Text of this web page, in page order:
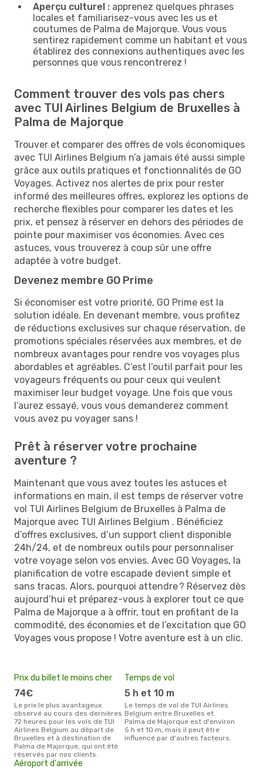
Aperçu culturel : apprenez quelques phrases
locales et familiarisez-vous avec les us et
coutumes de Palma de Majorque. Vous vous
sentirez rapidement comme un habitant et vous
établirez des connexions authentiques avec les
personnes que vous rencontrerez !
Comment trouver des vols pas chers
avec TUI Airlines Belgium de Bruxelles à
Palma de Majorque
Trouver et comparer des offres de vols économiques
avec TUI Airlines Belgium n’a jamais été aussi simple
grâce aux outils pratiques et fonctionnalités de GO
Voyages. Activez nos alertes de prix pour rester
informé des meilleures offres, explorez les options de
recherche flexibles pour comparer les dates et les
prix, et pensez à réserver en dehors des périodes de
pointe pour maximiser vos économies. Avec ces
astuces, vous trouverez à coup sûr une offre
adaptée à votre budget.
Devenez membre GO Prime
Si économiser est votre priorité, GO Prime est la
solution idéale. En devenant membre, vous profitez
de réductions exclusives sur chaque réservation, de
promotions spéciales réservées aux membres, et de
nombreux avantages pour rendre vos voyages plus
abordables et agréables. C’est l’outil parfait pour les
voyageurs fréquents ou pour ceux qui veulent
maximiser leur budget voyage. Une fois que vous
l’aurez essayé, vous vous demanderez comment
vous avez pu voyager sans !
Prêt à réserver votre prochaine
aventure ?
Maintenant que vous avez toutes les astuces et
informations en main, il est temps de réserver votre
vol TUI Airlines Belgium de Bruxelles à Palma de
Majorque avec TUI Airlines Belgium . Bénéficiez
d’offres exclusives, d’un support client disponible
24h/24, et de nombreux outils pour personnaliser
votre voyage selon vos envies. Avec GO Voyages, la
planification de votre escapade devient simple et
sans tracas. Alors, pourquoi attendre ? Réservez dès
aujourd’hui et préparez-vous à explorer tout ce que
Palma de Majorque a à offrir, tout en profitant de la
commodité, des économies et de l’excitation que GO
Voyages vous propose ! Votre aventure est à un clic.
Prix du billet le moins cher
74€
Le prix le plus avantageux
observé au cours des dernières
72 heures pour les vols de TUI
Airlines Belgium au départ de
Bruxelles et à destination de
Palma de Majorque, qui ont été
réservés par nos clients.
Temps de vol
5 h et 10 m
Le temps de vol de TUI Airlines
Belgium entre Bruxelles et
Palma de Majorque est d'environ
5 h et 10 m, mais il peut être
influencé par d'autres facteurs.
Aéroport d'arrivée